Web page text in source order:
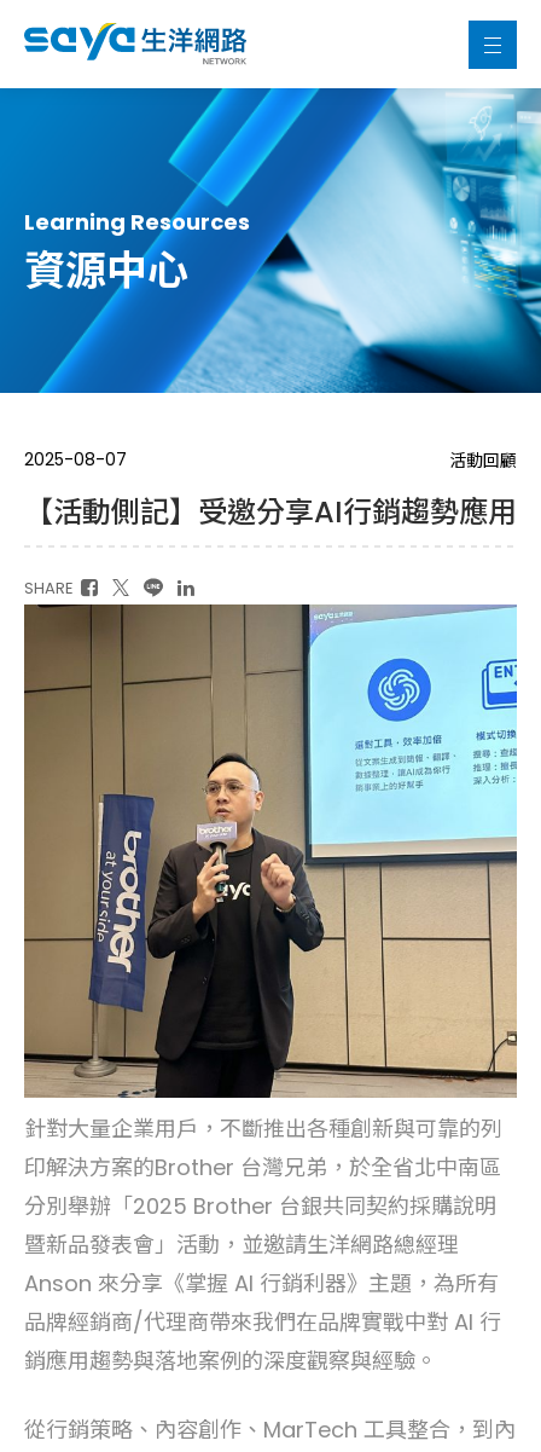
Learning Resources
資源中心
2025-08-07 活動回顧
【活動側記】受邀分享AI行銷趨勢應用
SHARE
針對大量企業用戶，不斷推出各種創新與可靠的列
印解決方案的Brother 台灣兄弟，於全省北中南區
分別舉辦「2025 Brother 台銀共同契約採購說明
暨新品發表會」活動，並邀請生洋網路總經理
Anson 來分享《掌握 AI 行銷利器》主題，為所有
品牌經銷商/代理商帶來我們在品牌實戰中對 AI 行
銷應用趨勢與落地案例的深度觀察與經驗。
從行銷策略、內容創作、MarTech 工具整合，到內